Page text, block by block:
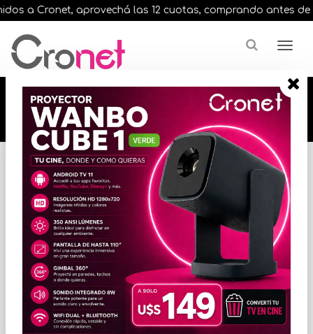
a Cronet, aprovechá las 12 cuotas, comprando antes de
🔥🔥🔥 12 cuotas, en todos nuestros artículos,
comprando antes de las 13 hrs. envíos en el
día 🔥🔥🔥
Inicio
CONECTIVIDAD / RED
ACCESORIOS DE CONECTIVIDAD